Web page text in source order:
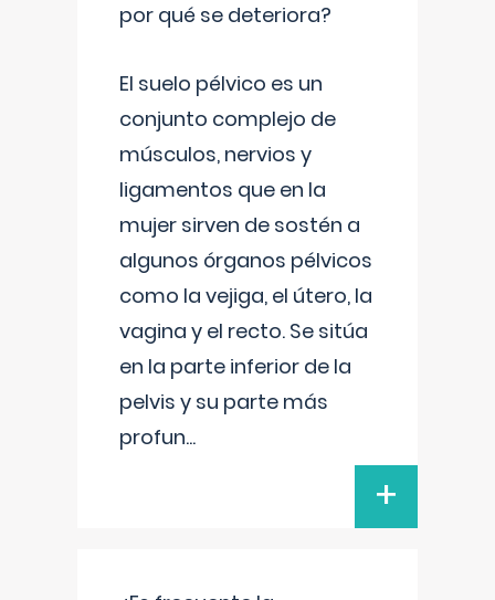
por qué se deteriora?
El suelo pélvico es un
conjunto complejo de
músculos, nervios y
ligamentos que en la
mujer sirven de sostén a
algunos órganos pélvicos
como la vejiga, el útero, la
vagina y el recto. Se sitúa
en la parte inferior de la
pelvis y su parte más
profun...
+